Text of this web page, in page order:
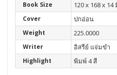
Book Size 120 x 168 x 14
Cover ปกอ่อน
Weight 225.0000
Writer อิสรีย์ แจ่มขำ
Highlight พิมพ์ 4 สี